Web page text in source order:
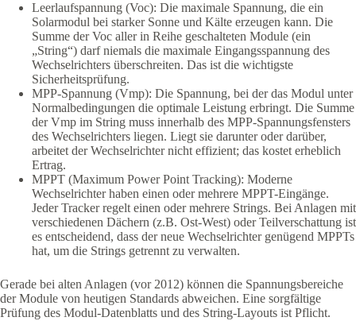
Leerlaufspannung (Voc): Die maximale Spannung, die ein
Solarmodul bei starker Sonne und Kälte erzeugen kann. Die
Summe der Voc aller in Reihe geschalteten Module (ein
„String“) darf niemals die maximale Eingangsspannung des
Wechselrichters überschreiten. Das ist die wichtigste
Sicherheitsprüfung.
MPP-Spannung (Vmp): Die Spannung, bei der das Modul unter
Normalbedingungen die optimale Leistung erbringt. Die Summe
der Vmp im String muss innerhalb des MPP-Spannungsfensters
des Wechselrichters liegen. Liegt sie darunter oder darüber,
arbeitet der Wechselrichter nicht effizient; das kostet erheblich
Ertrag.
MPPT (Maximum Power Point Tracking): Moderne
Wechselrichter haben einen oder mehrere MPPT-Eingänge.
Jeder Tracker regelt einen oder mehrere Strings. Bei Anlagen mit
verschiedenen Dächern (z.B. Ost-West) oder Teilverschattung ist
es entscheidend, dass der neue Wechselrichter genügend MPPTs
hat, um die Strings getrennt zu verwalten.
Gerade bei alten Anlagen (vor 2012) können die Spannungsbereiche
der Module von heutigen Standards abweichen. Eine sorgfältige
Prüfung des Modul-Datenblatts und des String-Layouts ist Pflicht.